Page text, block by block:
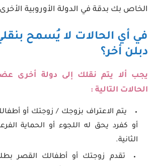
الخاص بك بدقة في الدولة الأوروبية
في أي الحالات لا يُسمح
دبلن أخر؟
يجب ألا يتم نقلك إلى دولة أخرى
الحالات التالية :
يتم الاعتراف بزوجك / زوجتك أو
أو كفرد يحق له اللجوء أو الحماية
الثانية.
تقدم زوجتك أو أطفالك القصر